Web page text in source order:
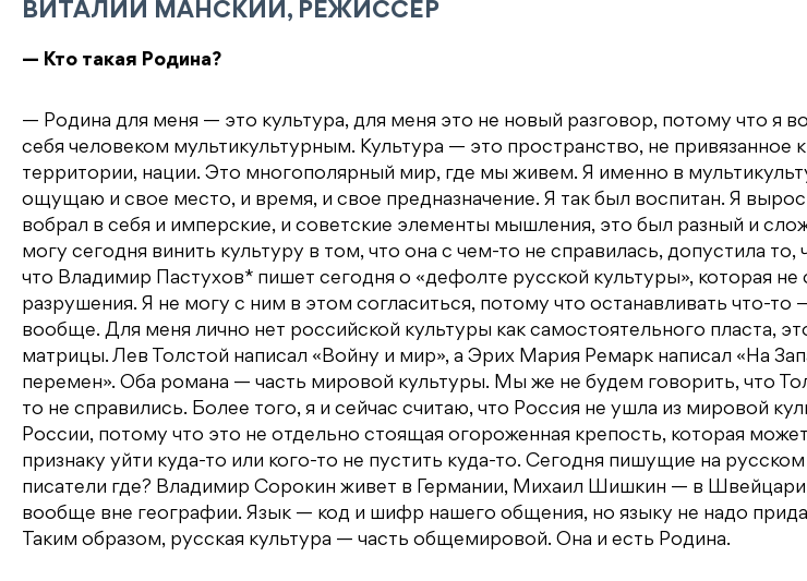
ВИТАЛИЙ МАНСКИЙ, РЕЖИССЕР
— Кто такая Родина?
— Родина для меня — это культура, для меня это не новый разговор, потому что я
себя человеком мультикультурным. Культура — это пространство, не привязанное
территории, нации. Это многополярный мир, где мы живем. Я именно в
ощущаю и свое место, и время, и свое предназначение. Я так был воспитан. Я
вобрал в себя и имперские, и советские элементы мышления, это был разный и
могу сегодня винить культуру в том, что она с чем-то не справилась, допустила то,
что Владимир Пастухов* пишет сегодня о «дефолте русской культуры», которая не
разрушения. Я не могу с ним в этом согласиться, потому что останавливать что-то
вообще. Для меня лично нет российской культуры как самостоятельного пласта,
матрицы. Лев Толстой написал «Войну и мир», а Эрих Мария Ремарк написал «На
перемен». Оба романа — часть мировой культуры. Мы же не будем говорить, что
то не справились. Более того, я и сейчас считаю, что Россия не ушла из мировой
России, потому что это не отдельно стоящая огороженная крепость, которая
признаку уйти куда-то или кого-то не пустить куда-то. Сегодня пишущие на
писатели где? Владимир Сорокин живет в Германии, Михаил Шишкин — в
вообще вне географии. Язык — код и шифр нашего общения, но языку не надо
Таким образом, русская культура — часть общемировой. Она и есть Родина.